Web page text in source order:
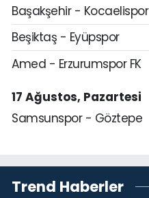
Başakşehir - Kocaelispor
Beşiktaş - Eyüpspor
Amed - Erzurumspor FK
17 Ağustos, Pazartesi
Samsunspor - Göztepe
Trend Haberler